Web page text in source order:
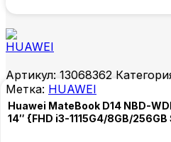
Артикул:13068362
Метка: HUAWEI
Huawei MateBook D14 NBD-
14″ {FHD i3-1115G4/8GB/256GB